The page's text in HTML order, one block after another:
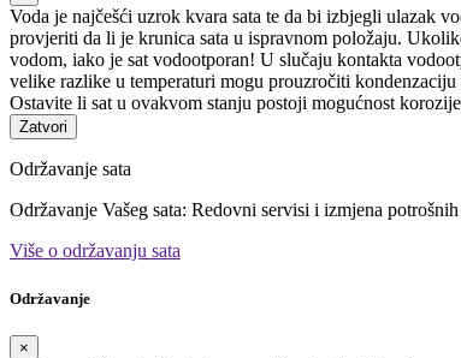
Voda je najčešći uzrok kvara sata te da bi izbjegli ulazak
provjeriti da li je krunica sata u ispravnom položaju.
vodom, iako je sat vodootporan! U slučaju kontakta
velike razlike u temperaturi mogu prouzročiti
Ostavite li sat u ovakvom stanju postoji mogućnost
Zatvori
Održavanje sata
Održavanje Vašeg sata: Redovni servisi i izmjena
Više o održavanju sata
Održavanje
×